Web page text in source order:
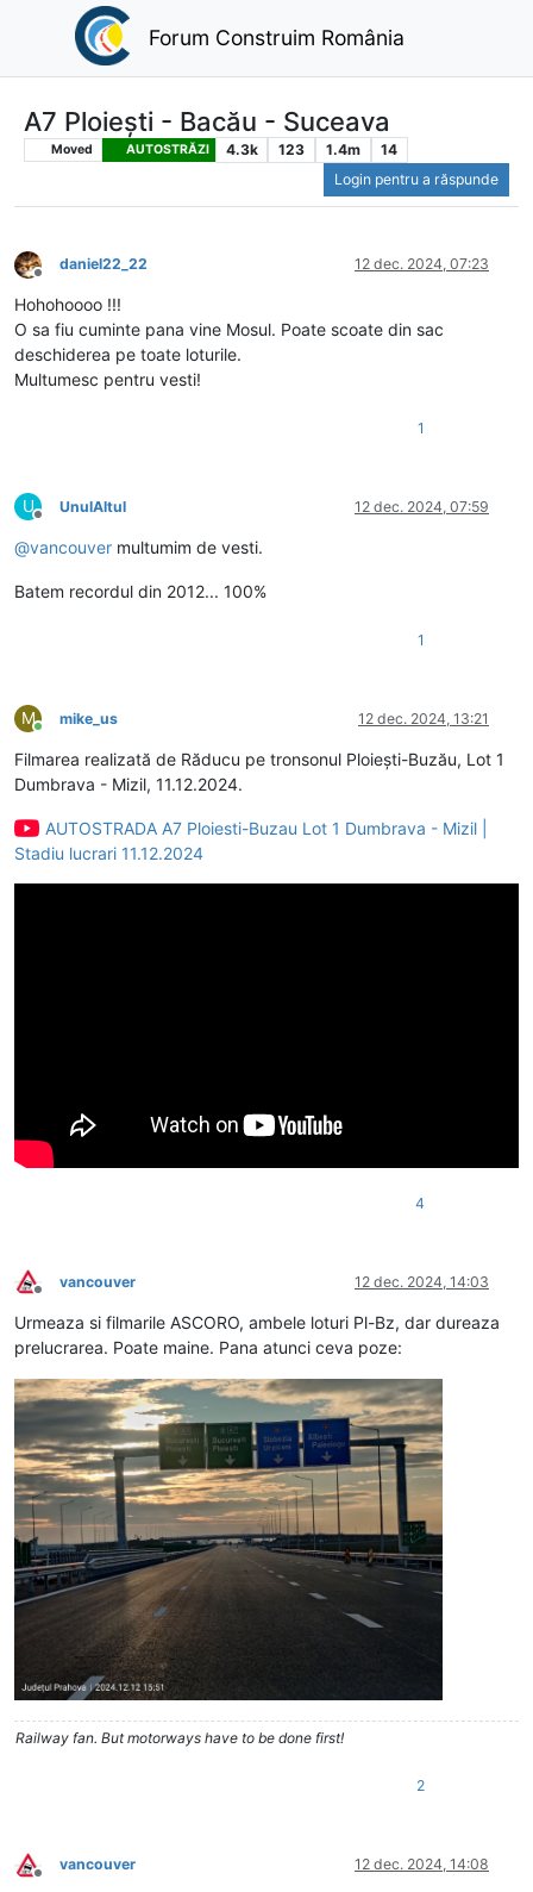
Forum Construim România
A7 Ploiești - Bacău - Suceava
Moved AUTOSTRĂZI 4.3k 123 1.4m
14
Login pentru a răspunde
Deconectat
daniel22_22 12 dec. 2024, 07:23
Hohohoooo !!!
O sa fiu cuminte pana vine Mosul. Poate scoate din sac
deschiderea pe toate loturile.
Multumesc pentru vesti!
1
U
Deconectat
UnulAltul 12 dec. 2024, 07:59
@vancouver multumim de vesti.
Batem recordul din 2012... 100%
1
M
Conectat
mike_us 12 dec. 2024, 13:21
Filmarea realizată de Răducu pe tronsonul Ploiești-Buzău, Lot 1
Dumbrava - Mizil, 11.12.2024.
AUTOSTRADA A7 Ploiesti-Buzau Lot 1 Dumbrava - Mizil |
Stadiu lucrari 11.12.2024
4
Deconectat
vancouver 12 dec. 2024, 14:03
Urmeaza si filmarile ASCORO, ambele loturi Pl-Bz, dar dureaza
prelucrarea. Poate maine. Pana atunci ceva poze:
Railway fan. But motorways have to be done first!
2
Deconectat
vancouver 12 dec. 2024, 14:08